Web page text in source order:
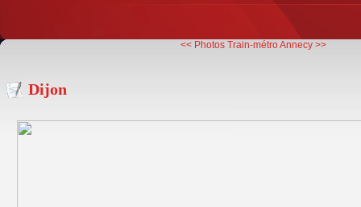
<< Photos Train-métroAnnecy >>
Dijon